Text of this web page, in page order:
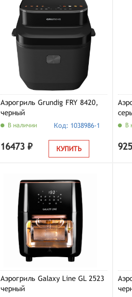
Аэрогриль Grundig FRY 8420,
черный
В наличии Код: 1038986-1
16473 ₽ КУПИТЬ
В
Аэрогриль Galaxy Line GL 2523
черный